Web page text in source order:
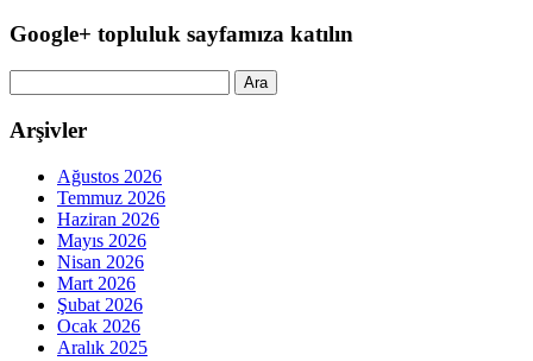
Google+ topluluk sayfamıza katılın
Arşivler
Ağustos 2026
Temmuz 2026
Haziran 2026
Mayıs 2026
Nisan 2026
Mart 2026
Şubat 2026
Ocak 2026
Aralık 2025